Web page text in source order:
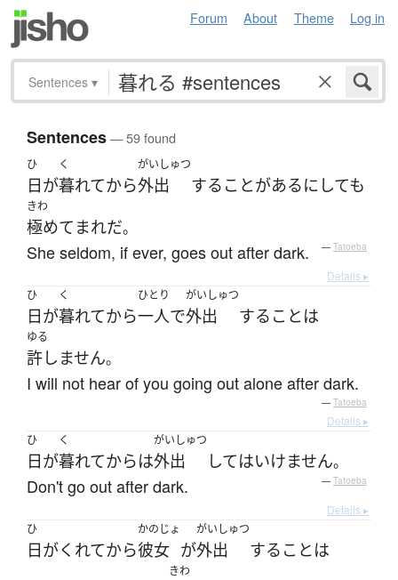
Forum About Theme Log in
Sentences ▾
Sentences— 59 found
ひ
日が
く
暮れてから
がいしゅつ
外出 する ことがあるにしても
きわ
極めて まれだ。
She seldom, if ever, goes out after dark. — Tatoeba
Details ▸
ひ
日が
く
暮れてから
ひとり
一人で
がいしゅつ
外出 する ことは
ゆる
許しません。
I will not hear of you going out alone after dark.
— Tatoeba
Details ▸
ひ
日が
く
暮れてからは
がいしゅつ
外出 してはいけません。
Don't go out after dark. — Tatoeba
Details ▸
ひ
日がくれてから
かのじょ
彼女 が
がいしゅつ
外出 する ことは
きわ